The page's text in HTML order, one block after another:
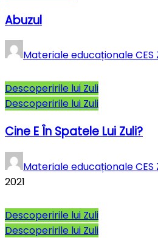
Abuzul
Materiale educaționale CES
Descoperirile lui Zuli
Descoperirile lui Zuli
Cine E În Spatele Lui Zuli?
Materiale educaționale CES
2021
Descoperirile lui Zuli
Descoperirile lui Zuli